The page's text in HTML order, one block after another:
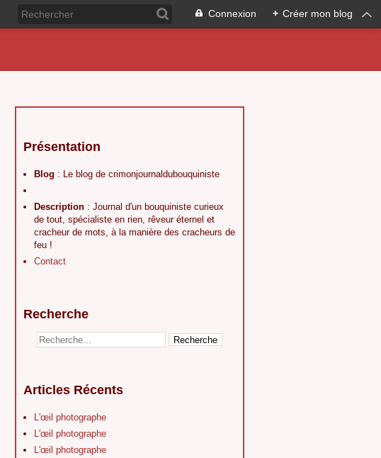
Connexion + Créer mon blog
Présentation
Blog : Le blog de crimonjournaldubouquiniste
Description : Journal d'un bouquiniste curieux
de tout, spécialiste en rien, rêveur éternel et
cracheur de mots, à la manière des cracheurs de
feu !
Contact
Recherche
Articles Récents
L'œil photographe
L'œil photographe
L'œil photographe